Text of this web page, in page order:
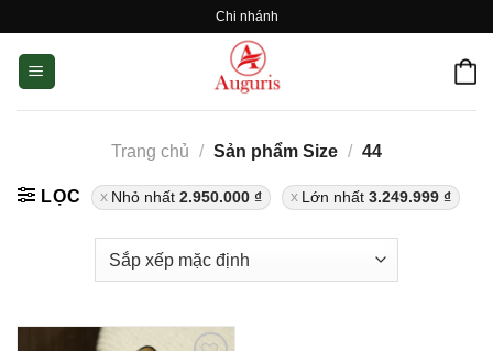
content
Chi nhánh
Trang chủ / Sản phẩm Size / 44
LỌC Nhỏ nhất 2.950.000 ₫ Lớn nhất 3.249.999 ₫